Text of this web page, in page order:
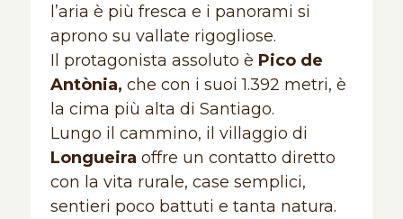
l’aria è più fresca e i panorami si
aprono su vallate rigogliose.
Il protagonista assoluto è Pico de
Antònia, che con i suoi 1.392 metri, è
la cima più alta di Santiago.
Lungo il cammino, il villaggio di
Longueira offre un contatto diretto
con la vita rurale, case semplici,
sentieri poco battuti e tanta natura.